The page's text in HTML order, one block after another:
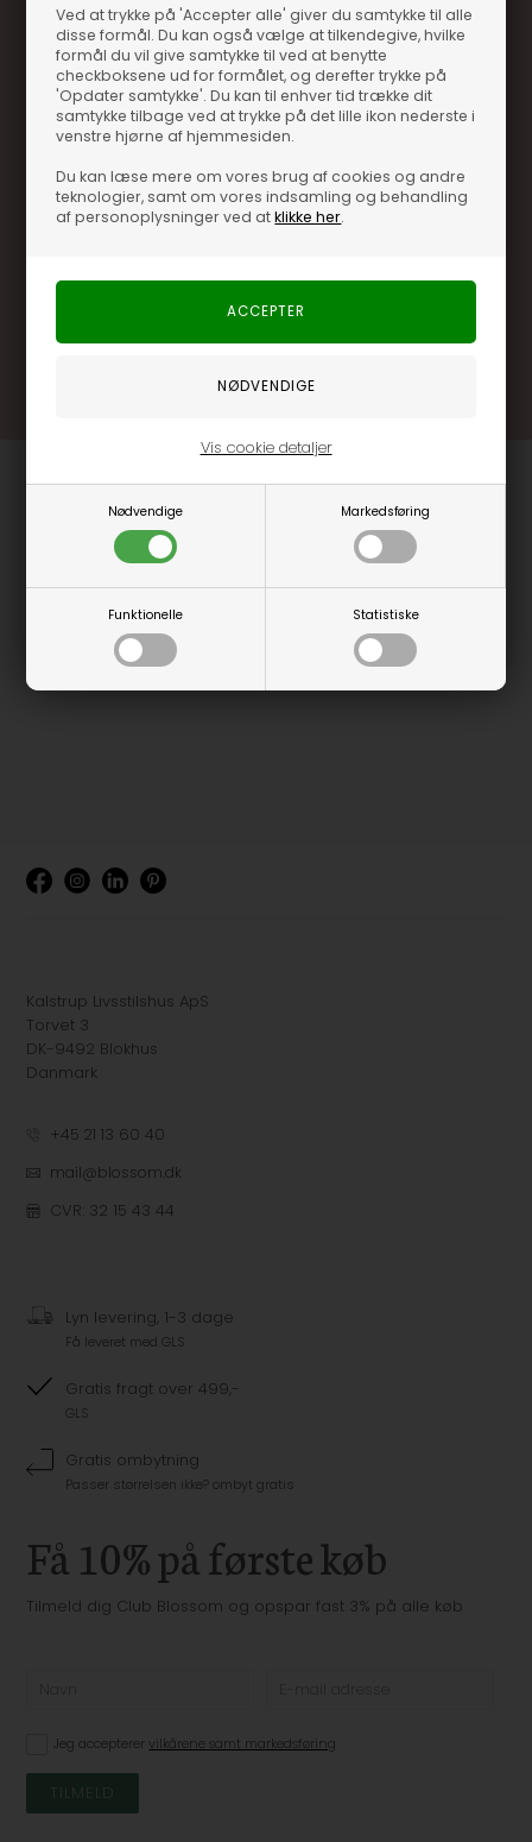
Ved at trykke på 'Accepter alle' giver du samtykke til alle
disse formål. Du kan også vælge at tilkendegive, hvilke
formål du vil give samtykke til ved at benytte
checkboksene ud for formålet, og derefter trykke på
'Opdater samtykke'. Du kan til enhver tid trække dit
samtykke tilbage ved at trykke på det lille ikon nederste i
venstre hjørne af hjemmesiden.
Du kan læse mere om vores brug af cookies og andre
teknologier, samt om vores indsamling og behandling
af personoplysninger ved atklikke her.
Nødvendige Markedsføring
Funktionelle Statistiske
Vis cookie detaljer
Optjen 3% i bonuskroner når du handler
Særlige, eksklusive tilbud kun til klubkunder
.... og mange flere fordele
Læs mere og bliv medlem
Kalstrup Livsstilshus ApS
Torvet 3
DK-9492 Blokhus
Danmark
+45 21 13 60 40
mail@blossom.dk
CVR: 32 15 43 44
Lyn levering, 1-3 dage
Få leveret med GLS
Gratis fragt over 499,-
GLS
Gratis ombytning
Passer størrelsen ikke? ombyt gratis
Få 10% på første køb
Tilmeld dig Club Blossom og opspar fast 3% på alle køb
Jeg accepterervilkårene samt markedsføring